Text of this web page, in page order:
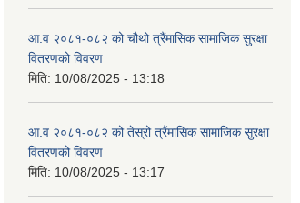
आ.व २०८१-०८२ को चौथो त्रैंमासिक सामाजिक सुरक्षा
वितरणको विवरण
मिति: 10/08/2025 - 13:18
आ.व २०८१-०८२ को तेस्रो त्रैंमासिक सामाजिक सुरक्षा
वितरणको विवरण
मिति: 10/08/2025 - 13:17